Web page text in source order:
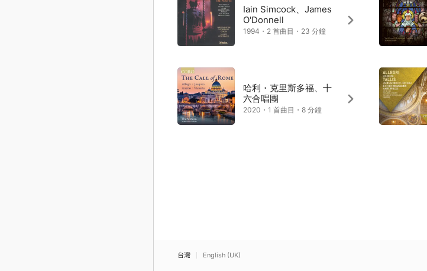
Iain Simcock、James
O'Donnell
1994・2 首曲目・23 分鐘
哈利・克里斯多福、十
六合唱團
2020・1 首曲目・8 分鐘
台灣 English (UK)